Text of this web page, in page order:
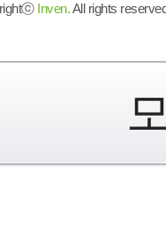
Inven.All rights